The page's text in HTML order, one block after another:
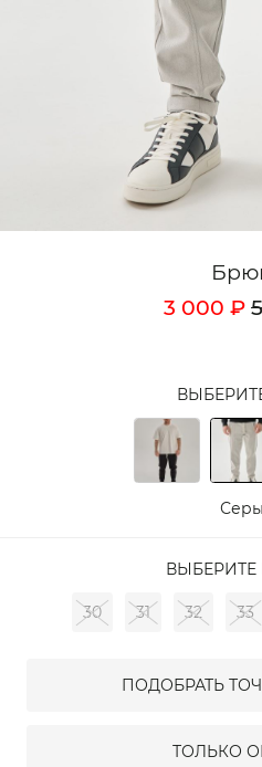
3 000 ₽
ВЫБЕРИТЕ
30 31 32 33
ПОДОБРАТЬ
ТОЛЬКО
Аксессуары